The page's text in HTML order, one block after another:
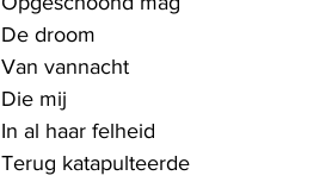
De droom
Van vannacht
Die mij
In al haar felheid
Terug katapulteerde